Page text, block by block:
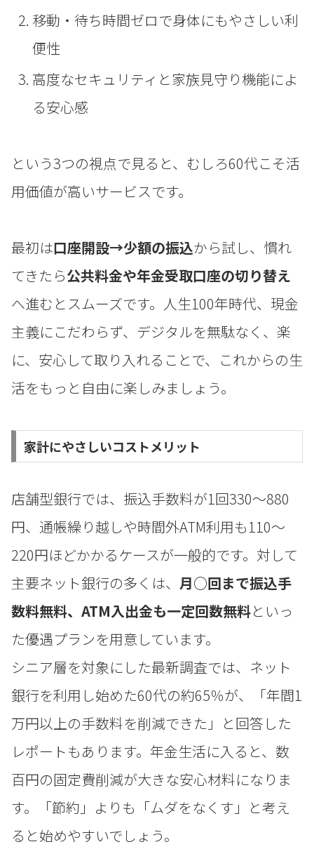
移動・待ち時間ゼロで身体にもやさしい利
便性
高度なセキュリティと家族見守り機能によ
る安心感
という3つの視点で見ると、むしろ60代こそ活
用価値が高いサービスです。
最初は口座開設→少額の振込から試し、慣れ
てきたら公共料金や年金受取口座の切り替え
へ進むとスムーズです。人生100年時代、現金
主義にこだわらず、デジタルを無駄なく、楽
に、安心して取り入れることで、これからの生
活をもっと自由に楽しみましょう。
家計にやさしいコストメリット
店舗型銀行では、振込手数料が1回330〜880
円、通帳繰り越しや時間外ATM利用も110〜
220円ほどかかるケースが一般的です。対して
主要ネット銀行の多くは、 月○回まで振込手
数料無料、ATM入出金も一定回数無料といっ
た優遇プランを用意しています。
シニア層を対象にした最新調査では、ネット
銀行を利用し始めた60代の約65％が、「年間1
万円以上の手数料を削減できた」と回答した
レポートもあります。年金生活に入ると、数
百円の固定費削減が大きな安心材料になりま
す。「節約」よりも「ムダをなくす」と考え
ると始めやすいでしょう。